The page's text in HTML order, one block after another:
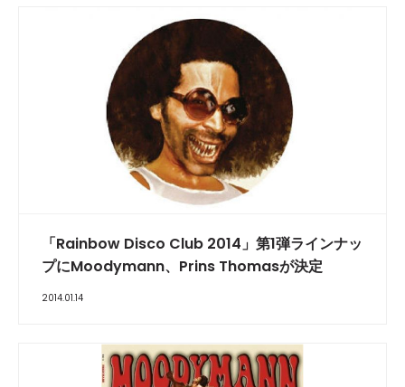
「Rainbow Disco Club 2014」第1弾ラインナッ
プにMoodymann、Prins Thomasが決定
2014.01.14